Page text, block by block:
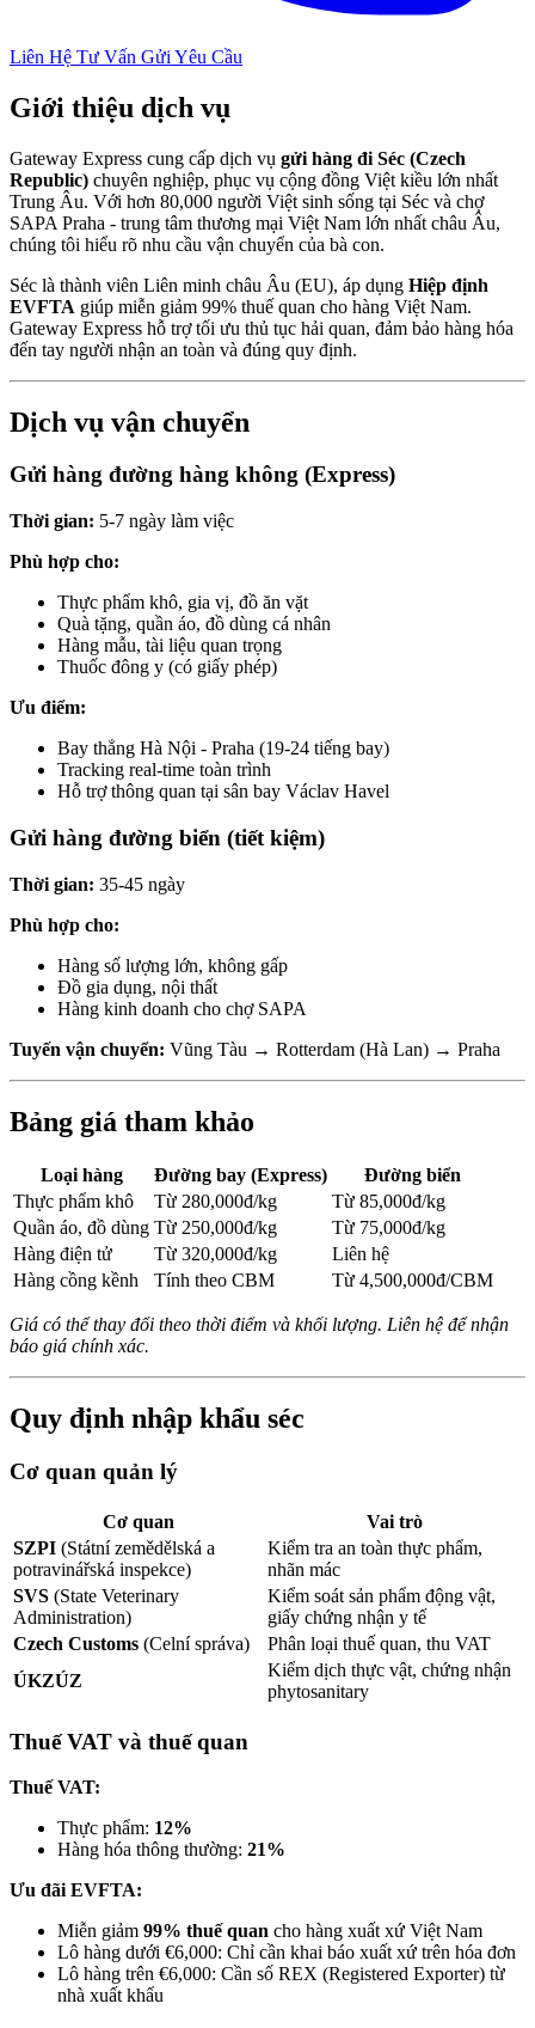
Liên Hệ Tư Vấn Gửi Yêu Cầu
Giới thiệu dịch vụ
Gateway Express cung cấp dịch vụ gửi hàng đi Séc (Czech
Republic) chuyên nghiệp, phục vụ cộng đồng Việt kiều lớn nhất
Trung Âu. Với hơn 80,000 người Việt sinh sống tại Séc và chợ
SAPA Praha - trung tâm thương mại Việt Nam lớn nhất châu Âu,
chúng tôi hiểu rõ nhu cầu vận chuyển của bà con.
Séc là thành viên Liên minh châu Âu (EU), áp dụng Hiệp định
EVFTA giúp miễn giảm 99% thuế quan cho hàng Việt Nam.
Gateway Express hỗ trợ tối ưu thủ tục hải quan, đảm bảo hàng hóa
đến tay người nhận an toàn và đúng quy định.
Dịch vụ vận chuyển
Gửi hàng đường hàng không (Express)
Thời gian: 5-7 ngày làm việc
Phù hợp cho:
Thực phẩm khô, gia vị, đồ ăn vặt
Quà tặng, quần áo, đồ dùng cá nhân
Hàng mẫu, tài liệu quan trọng
Thuốc đông y (có giấy phép)
Ưu điểm:
Bay thẳng Hà Nội - Praha (19-24 tiếng bay)
Tracking real-time toàn trình
Hỗ trợ thông quan tại sân bay Václav Havel
Gửi hàng đường biển (tiết kiệm)
Thời gian: 35-45 ngày
Phù hợp cho:
Hàng số lượng lớn, không gấp
Đồ gia dụng, nội thất
Hàng kinh doanh cho chợ SAPA
Tuyến vận chuyển: Vũng Tàu → Rotterdam (Hà Lan) → Praha
Bảng giá tham khảo
Loại hàng Đường bay (Express)
Đường biển
Thực phẩm khô
Từ 280,000đ/kg
Từ 85,000đ/kg
Quần áo, đồ dùng Từ 250,000đ/kg
Từ 75,000đ/kg
Hàng điện tử
Từ 320,000đ/kg
Liên hệ
Hàng cồng kềnh
Tính theo CBM Từ 4,500,000đ/CBM
Giá có thể thay đổi theo thời điểm và khối lượng. Liên hệ để nhận
báo giá chính xác.
Quy định nhập khẩu séc
Cơ quan quản lý
Cơ quan
Vai trò
SZPI (Státní zemědělská a
potravinářská inspekce)
Kiểm tra an toàn thực phẩm,
nhãn mác
SVS (State Veterinary
Administration)
Kiểm soát sản phẩm động vật,
giấy chứng nhận y tế
Czech Customs (Celní správa)
Phân loại thuế quan, thu VAT
ÚKZÚZ
Kiểm dịch thực vật, chứng nhận
phytosanitary
Thuế VAT và thuế quan
Thuế VAT:
Thực phẩm: 12%
Hàng hóa thông thường: 21%
Ưu đãi EVFTA:
Miễn giảm 99% thuế quan cho hàng xuất xứ Việt Nam
Lô hàng dưới €6,000: Chỉ cần khai báo xuất xứ trên hóa đơn
Lô hàng trên €6,000: Cần số REX (Registered Exporter) từ
nhà xuất khẩu